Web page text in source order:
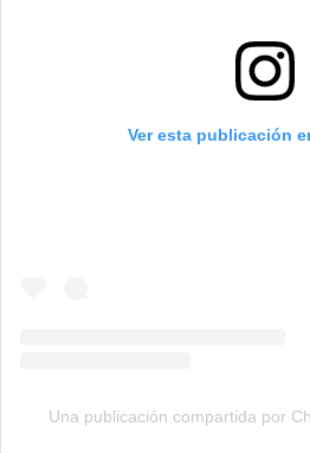
Ver esta publicación
Una publicación compartida por